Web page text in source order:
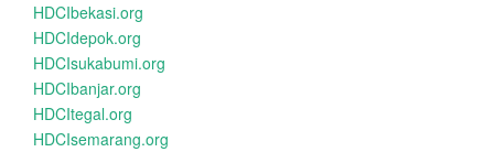
HDCIbekasi.org
HDCIdepok.org
HDCIsukabumi.org
HDCIbanjar.org
HDCItegal.org
HDCIsemarang.org